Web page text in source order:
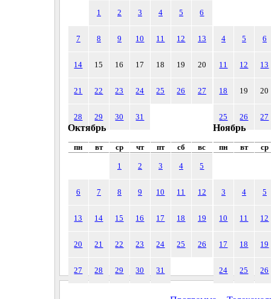
1 2 3 4 5 6
7 8 9 10 11 12 13
14 15 16 17 18 19 20
21 22 23 24 25 26 27
28 29 30 31
4 5 6
11 12 13
18 19 20
25 26 27
Октябрь
пн вт ср чт пт сб вс
1 2 3 4 5
6 7 8 9 10 11 12
13 14 15 16 17 18 19
20 21 22 23 24 25 26
27 28 29 30 31
Ноябрь
пн вт ср
3 4 5
10 11 12
17 18 19
24 25 26